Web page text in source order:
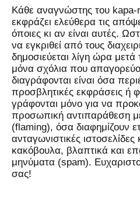
Kάθε αναγνώστης του
εκφράζει ελεύθερα τις
όποιες κι αν είναι αυτές.
να εγκριθεί από τους
δημοσιεύεται λίγη ώρα
μόνα σχόλια που
διαγράφονται είναι όσα
προσβλητικές εκφράσεις ή
γράφονται μόνο για να
προσωπική αντιπαράθεση
(flaming), όσα διαφημίζουν
ανταγωνιστικές ιστοσελίδες
κακόβουλα, βλαπτικά και
μηνύματα (spam).
σας!